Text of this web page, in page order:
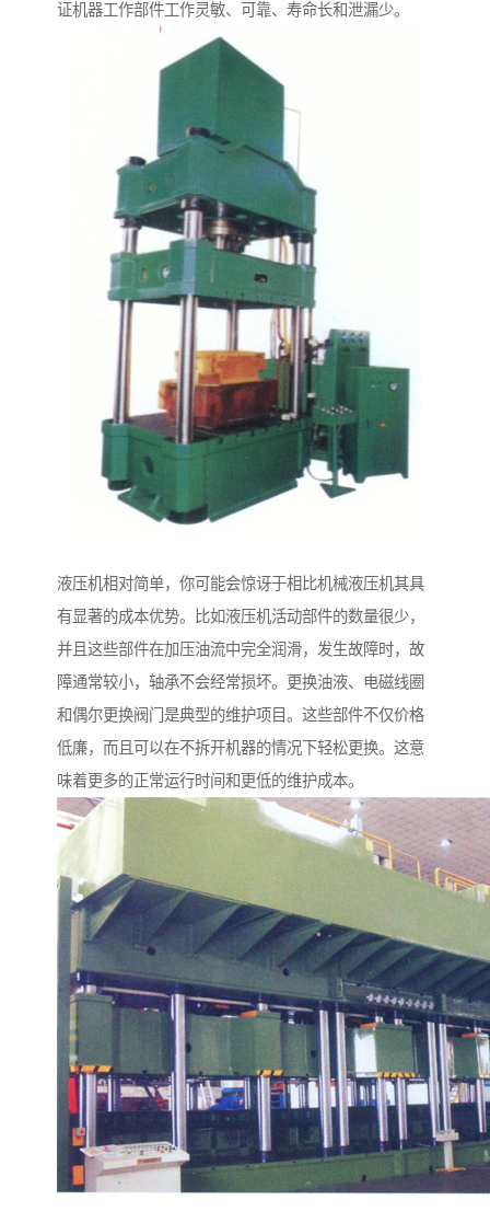
证机器工作部件工作灵敏、可靠、寿命长和泄漏少。
液压机相对简单，你可能会惊讶于相比机械液压机其具
有显著的成本优势。比如液压机活动部件的数量很少，
并且这些部件在加压油流中完全润滑，发生故障时，故
障通常较小，轴承不会经常损坏。更换油液、电磁线圈
和偶尔更换阀门是典型的维护项目。这些部件不仅价格
低廉，而且可以在不拆开机器的情况下轻松更换。这意
味着更多的正常运行时间和更低的维护成本。